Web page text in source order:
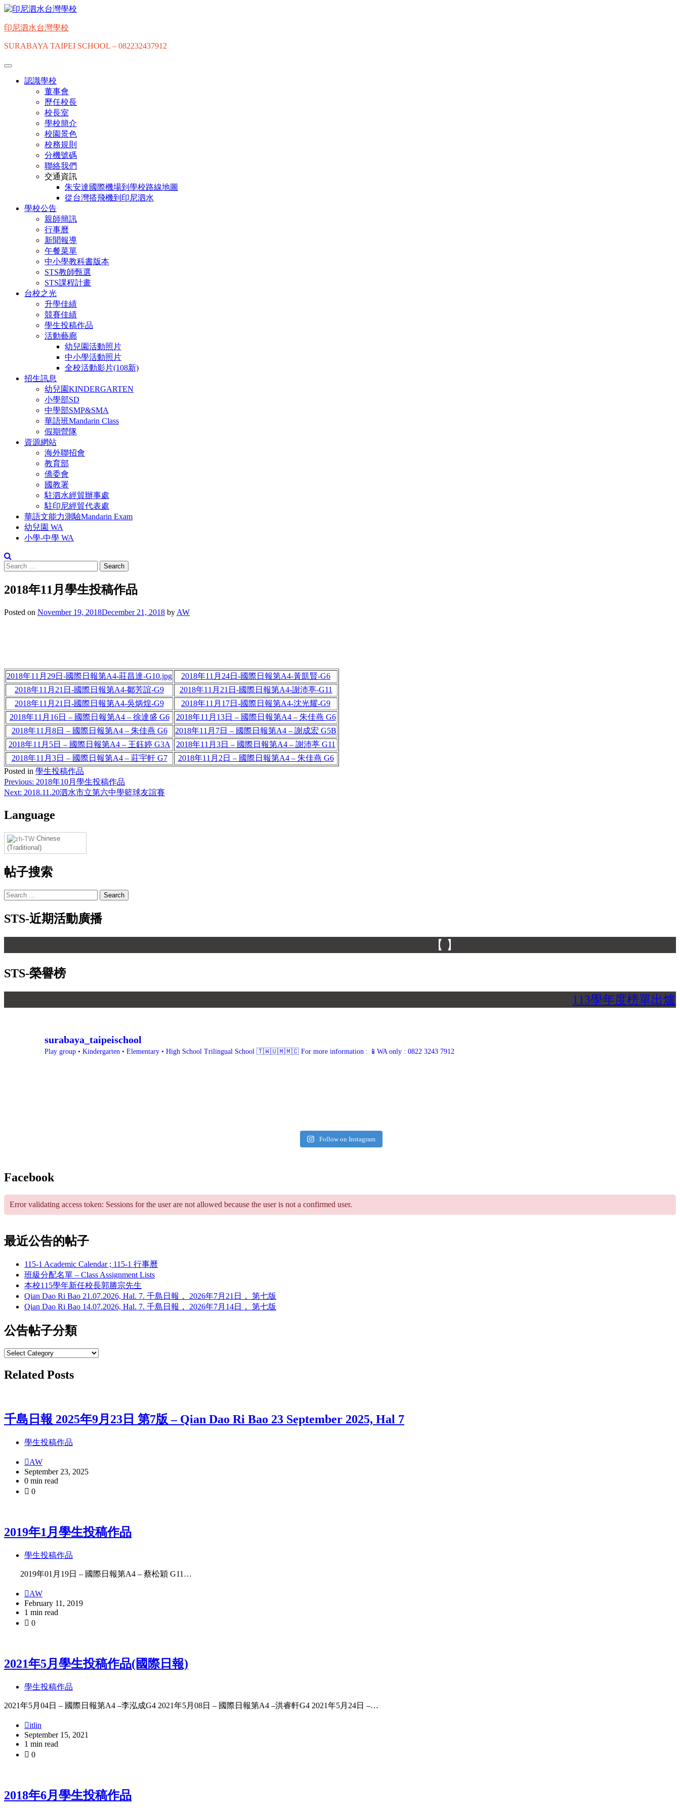
Skip
content
印尼泗水台灣學校
SURABAYA TAIPEI SCHOOL – 082232437912
認識學校
董事會
歷任校長
校長室
學校簡介
校園景色
校務規則
分機號碼
聯絡我們
交通資訊
朱安達國際機場到學校路線地圖
從台灣搭飛機到印尼泗水
學校公告
親師簡訊
行事曆
新聞報導
午餐菜單
中小學教科書版本
STS教師甄選
STS課程計畫
台校之光
升學佳績
競賽佳績
學生投稿作品
活動藝廊
幼兒園活動照片
中小學活動照片
全校活動影片(108新)
招生訊息
幼兒園KINDERGARTEN
小學部SD
中學部SMP&SMA
華語班Mandarin Class
假期營隊
資源網站
海外聯招會
教育部
僑委會
國教署
駐泗水經貿辦事處
駐印尼經貿代表處
華語文能力測驗Mandarin Exam
幼兒園 WA
小學-中學 WA
Search
for:
2018年11月學生投稿作品
Posted on November 19, 2018December 21, 2018 by AW
2018年11月29日-國際日報第A4-莊昌達-G10.jpg
2018年11月24日-國際日報第A4-黃凱賢-G6
2018年11月21日-國際日報第A4-鄒芳誼-G9
2018年11月21日-國際日報第A4-謝沛葶-G11
2018年11月21日-國際日報第A4-吳炳煌-G9
2018年11月17日-國際日報第A4-沈光耀-G9
2018年11月16日 – 國際日報第A4 – 徐達盛 G6
2018年11月13日 – 國際日報第A4 – 朱佳燕 G6
2018年11月8日 – 國際日報第A4 – 朱佳燕 G6
2018年11月7日 – 國際日報第A4 – 謝成宏 G5B
2018年11月5日 – 國際日報第A4 – 王鈺婷 G3A
2018年11月3日 – 國際日報第A4 – 謝沛葶 G11
2018年11月3日 – 國際日報第A4 – 莊宇軒 G7
2018年11月2日 – 國際日報第A4 – 朱佳燕 G6
Posted in 學生投稿作品
Post
navigation
Previous: 2018年10月學生投稿作品
Next: 2018.11.20泗水市立第六中學籃球友誼賽
Language
Chinese
(Traditional)
帖子搜索
Search
for:
STS-近期活動廣播
STS-榮譽榜
113學年度榜單出爐
surabaya_taipeischool
Play group • Kindergarten • Elementary • High School Trilingual School 🇹🇼🇺🇲🇲🇨 For more information : 📱WA only : 0822 3243 7912
Follow on Instagram
Facebook
Error validating access token: Sessions for the user are not allowed because the user is not a confirmed user.
最近公告的帖子
115-1 Academic Calendar ; 115-1 行事曆
班級分配名單 – Class Assignment Lists
本校115學年新任校長郭勝宗先生
Qian Dao Ri Bao 21.07.2026, Hal. 7. 千島日報， 2026年7月21日， 第七版
Qian Dao Ri Bao 14.07.2026, Hal. 7. 千島日報， 2026年7月14日， 第七版
公告帖子分類
公
帖
Related Posts
千島日報 2025年9月23日 第7版 – Qian Dao Ri Bao 23 September 2025, Hal 7
學生投稿作品
AW
September 23, 2025
0 min read
0
2019年1月學生投稿作品
學生投稿作品
2019年01月19日 – 國際日報第A4 – 蔡松穎 G11…
AW
February 11, 2019
1 min read
0
2021年5月學生投稿作品(國際日報)
學生投稿作品
2021年5月04日 – 國際日報第A4 –李泓成G4 2021年5月08日 – 國際日報第A4 –洪睿軒G4 2021年5月24日 –…
itlin
September 15, 2021
1 min read
0
2018年6月學生投稿作品